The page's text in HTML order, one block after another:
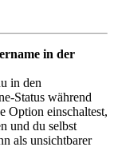
in der
in den
Status während
Option einschaltest,
und du selbst
als unsichtbarer